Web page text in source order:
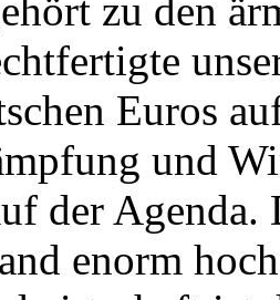
zu den
Euros
und
der
enorm